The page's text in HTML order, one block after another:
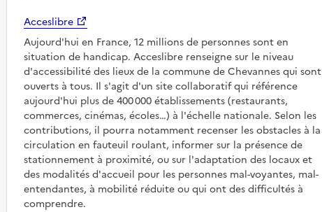
Acceslibre
Aujourd'hui en France, 12 millions de personnes sont en
situation de handicap. Acceslibre renseigne sur le niveau
d'accessibilité des lieux de la commune de Chevannes qui sont
ouverts à tous. Il s'agit d'un site collaboratif qui référence
aujourd'hui plus de 400 000 établissements (restaurants,
commerces, cinémas, écoles…) à l'échelle nationale. Selon les
contributions, il pourra notamment recenser les obstacles à la
circulation en fauteuil roulant, informer sur la présence de
stationnement à proximité, ou sur l'adaptation des locaux et
des modalités d'accueil pour les personnes mal-voyantes, mal-
entendantes, à mobilité réduite ou qui ont des difficultés à
comprendre.